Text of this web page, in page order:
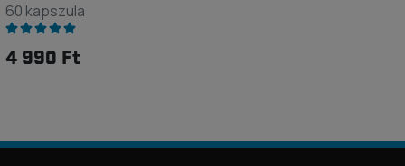
60 kapszula
4 990 Ft